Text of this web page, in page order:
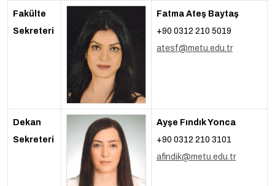
Fakülte
Sekreteri
Fatma Ateş Baytaş
+90 0312 210 5019
atesf@metu.edu.tr
Dekan
Sekreteri
Ayşe Fındık Yonca
+90 0312 210 3101
afindik@metu.edu.tr